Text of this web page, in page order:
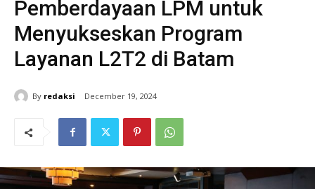
Pemberdayaan LPM untuk
Menyukseskan Program
Layanan L2T2 di Batam
By redaksi December 19, 2024